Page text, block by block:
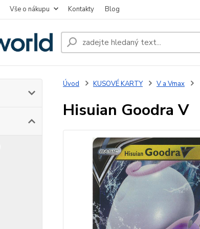
Vše o nákupu Kontakty Blog
Úvod KUSOVÉ KARTY V a Vmax
Hisuian Goodra V